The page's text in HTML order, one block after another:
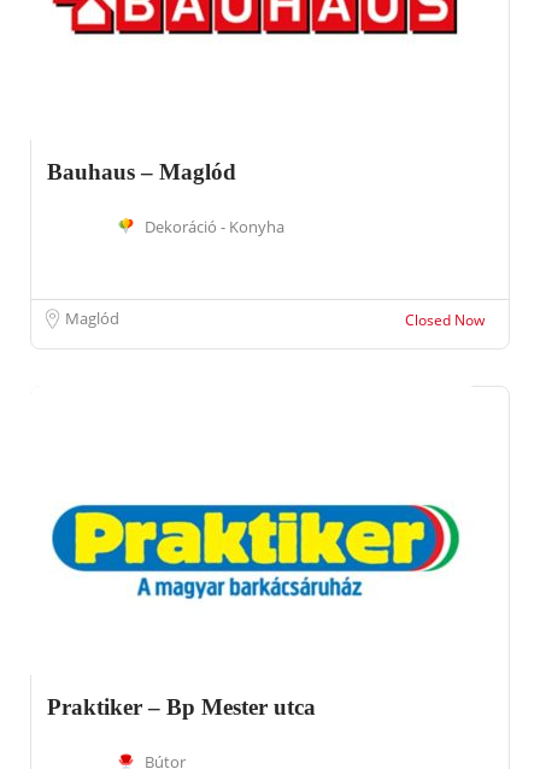
Bauhaus – Maglód
Dekoráció - Konyha
Maglód Closed Now
Praktiker – Bp Mester utca
Bútor